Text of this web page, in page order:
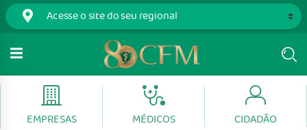
EMPRESAS MÉDICOS CIDADÃO